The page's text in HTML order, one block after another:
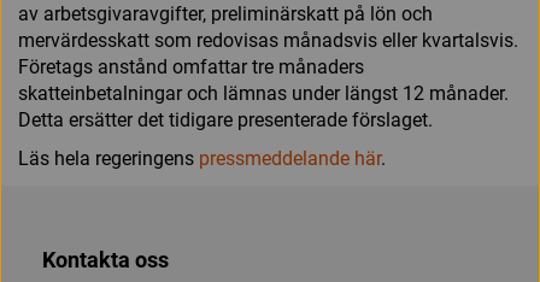
av arbetsgivaravgifter, preliminärskatt på lön och
mervärdesskatt som redovisas månadsvis eller kvartalsvis.
Företags anstånd omfattar tre månaders
skatteinbetalningar och lämnas under längst 12 månader.
Detta ersätter det tidigare presenterade förslaget.
Läs hela regeringens pressmeddelande här.
Kontakta oss